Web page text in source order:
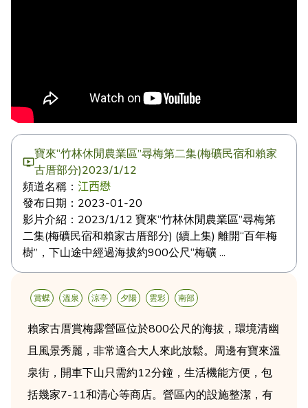
寶來“竹林休閒農業區”尋梅第二集(梅礦民宿和賴家
古厝部分)2023/1/12
頻道名稱： 江西懋
發布日期： 2023-01-20
影片介紹： 2023/1/12 寶來“竹林休閒農業區”尋梅第
二集(梅礦民宿和賴家古厝部分) (續上集) 離開“百年梅
樹”，下山途中經過海拔約900公尺“梅礦 ...
賞蝶 溫泉 涼亭 夕陽 雲彩 南部
賴家古厝賞梅露營區位於800公尺的海拔，環境清幽
且風景秀麗，非常適合大人來此放鬆。周邊有寶來溫
泉街，開車下山只需約12分鐘，生活機能方便，包
括幾家7-11和清心等商店。營區內的設施整潔，有